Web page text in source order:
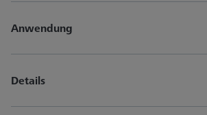
Anwendung
Details